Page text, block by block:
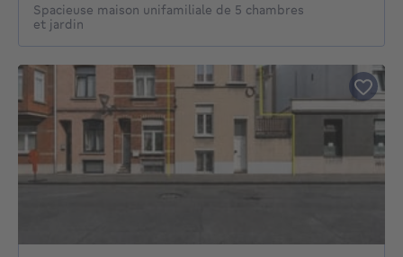
Spacieuse maison unifamiliale de 5 chambres
et jardin